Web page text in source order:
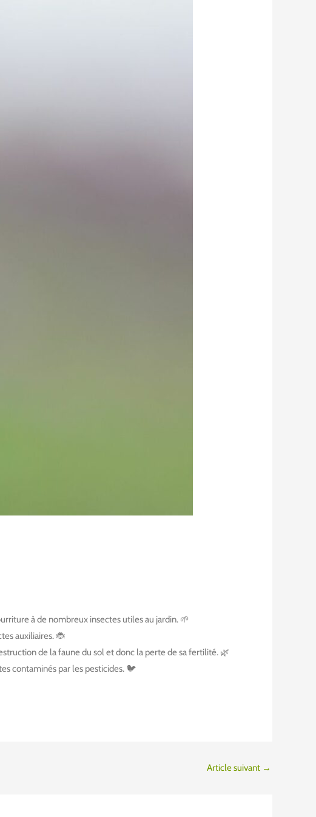
à de nombreux insectes utiles au jardin. 🌱
auxiliaires. 🐞
de la faune du sol et donc la perte de sa fertilité. 🌿
contaminés par les pesticides. 🐦
Article suivant →